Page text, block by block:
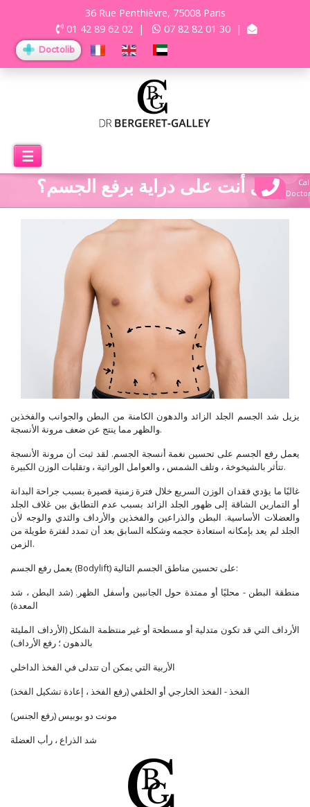
36 Rue Penthièvre, 75008 Paris
01 42 89 62 02 | 07 82 82 01 30 |
Doctolib
☰
هل أنت على دراية برفع الجسم؟
يزيل شد الجسم الجلد الزائد والدهون الكامنة من البطن والجوانب والفخذين
والظهر مما ينتج عن ضعف مرونة الأنسجة.
يعمل رفع الجسم على تحسين نغمة أنسجة الجسم. لقد ثبت أن مرونة الأنسجة
تتأثر بالشيخوخة ، وتلف الشمس ، والعوامل الوراثية ، وتقلبات الوزن الكبيرة.
غالبًا ما يؤدي فقدان الوزن السريع خلال فترة زمنية قصيرة بسبب جراحة البدانة
أو التمارين الشاقة إلى ظهور الجلد الزائد بسبب عدم التطابق بين غلاف الجلد
والعضلات الأساسية. البطن والذراعين والفخذين والأرداف والثدي والوجه لأن
الجلد لم يعد بإمكانه استعادة حجمه وشكله السابق بعد أن تمدد لفترة طويلة من
الزمن.
يعمل رفع الجسم (Bodylift) على تحسين مناطق الجسم التالية:
منطقة البطن - محليًا أو ممتدة حول الجانبين وأسفل الظهر. (شد البطن ، شد
المعدة)
الأرداف التي قد تكون متدلية أو مسطحة أو غير منتظمة الشكل (الأرداف المليئة
بالدهون ؛ رفع الأرداف)
الأربية التي يمكن أن تتدلى في الفخذ الداخلي
الفخذ - الفخذ الخارجي أو الخلفي (رفع الفخذ ، إعادة تشكيل الفخذ)
مونت دو بوبيس (رفع الجنس)
شد الذراع ، رأب العضلة